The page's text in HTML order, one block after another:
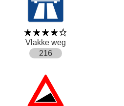
Vlakke weg
216